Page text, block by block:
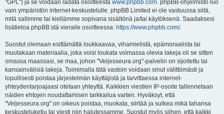
"GPL") ja se voidaan ladata osoitteesta www.phpbb.com. phpBB-ohjelmisto luo
vain ympäristön internet-keskustelulle. phpBB Limited ei ole vastuussa siitä,
mitä sallimme tai kiellämme sopivana sisältönä ja/tai käytöksenä. Saadaksesi
lisätietoa phpBB:stä vieraile osoitteessa: https://www.phpbb.com/.
Suostut olemaan esittämättä loukkaavaa, vihamielistä, epämoraalista tai
muutakaan materiaalia, joka voisi loukata voimassa olevia lakeja oli se sitten
omassa maassasi, se maa, johon "Veljesseura.org"-palvelin on sijoitettu tai
kansainvälisiä lakeja. Toimimalla tätä vastoin voidaan sinut välittömästi ja
lopullisesti poistaa järjestelmän käyttäjistä ja tarvittaessa internet-
yhteydentarjoajaasi otetaan yhteyttä. Kaikkien viestien IP-osoite tallennetaan
näiden ehtojen noudattamisen tarkkailua varten. Hyväksyt, että
"Veljesseura.org" on oikeus poistaa, muokata, siirtää ja sulkea mikä tahansa
keskusteluketju tai viesti niin halutessamme. Suostut myös siihen, että kaikki